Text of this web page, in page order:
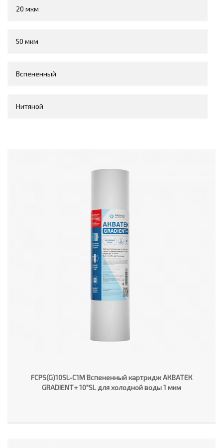
20 мкм
50 мкм
Вспененный
Нитяной
FCPS(G)10SL-C1M Вспененный картридж АКВАТЕК
GRADIENT+ 10"SL для холодной воды 1 мкм